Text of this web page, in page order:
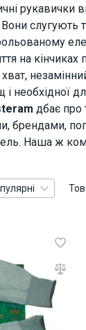
рукавички
слугують
на
необхідної
дбає про
брендами,
Наша ж